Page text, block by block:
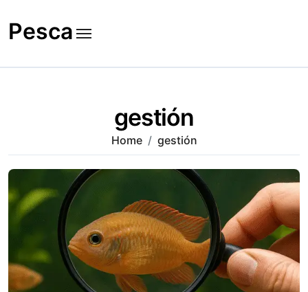
to
content
Pesca
gestión
Home gestión